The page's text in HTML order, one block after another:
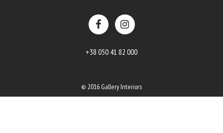
+38 050 41 82 000
© 2016 Gallery Interiors